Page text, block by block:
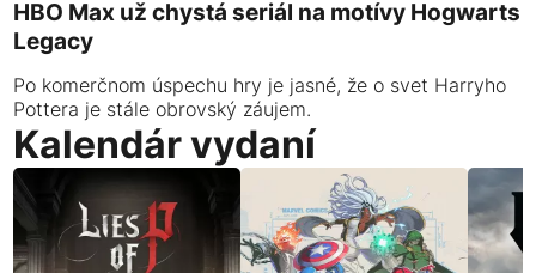
HBO Max už chystá seriál na motívy Hogwarts
Legacy
Po komerčnom úspechu hry je jasné, že o svet Harryho
Pottera je stále obrovský záujem.
Kalendár vydaní